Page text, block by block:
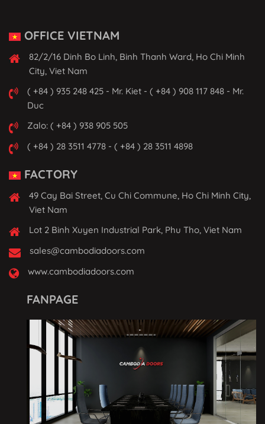
OFFICE VIETNAM
82/2/16 Dinh Bo Linh, Binh Thanh Ward, Ho Chi Minh
City, Viet Nam
( +84 ) 935 248 425 - Mr. Kiet - ( +84 ) 908 117 848 - Mr.
Duc
Zalo: ( +84 ) 938 905 505
( +84 ) 28 3511 4778 - ( +84 ) 28 3511 4898
FACTORY
49 Cay Bai Street, Cu Chi Commune, Ho Chi Minh City,
Viet Nam
Lot 2 Binh Xuyen Industrial Park, Phu Tho, Viet Nam
sales@cambodiadoors.com
www.cambodiadoors.com
FANPAGE